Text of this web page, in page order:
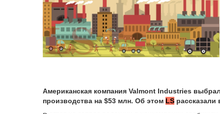
Американская компания Valmont Industries
производства на $53 млн. Об этом LS